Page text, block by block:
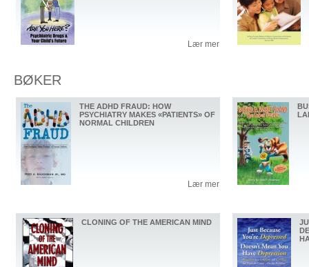
Lær mer
BØKER
THE ADHD FRAUD: HOW
PSYCHIATRY MAKES «PATIENTS» OF
NORMAL CHILDREN
Lær mer
CLONING OF THE AMERICAN MIND